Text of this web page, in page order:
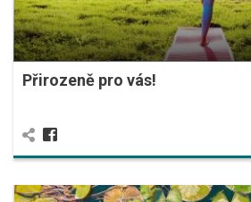
Přirozeně pro vás!